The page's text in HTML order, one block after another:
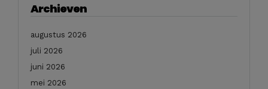
Archieven
augustus 2026
juli 2026
juni 2026
mei 2026